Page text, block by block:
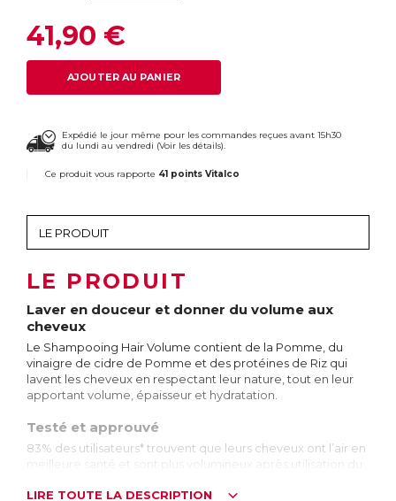
41,90 €
AJOUTER AU PANIER
Expédié le jour même pour les commandes reçues avant 15h30
du lundi au vendredi (Voir les détails).
Ce produit vous rapporte 41 points Vitalco
LE PRODUIT
Laver en douceur et donner du volume aux
cheveux
Le Shampooing Hair Volume contient de la Pomme, du
vinaigre de cidre de Pomme et des protéines de Riz qui
lavent les cheveux en respectant leur nature, tout en leur
apportant volume, épaisseur et hydratation.
Testé et approuvé
83% des utilisateurs* trouvent que leurs cheveux ont l’air en
meilleure santé et sont plus volumineux après utilisation du
*Test réalisé sur 56 utilisateurs
LIRE TOUTE LA DESCRIPTION